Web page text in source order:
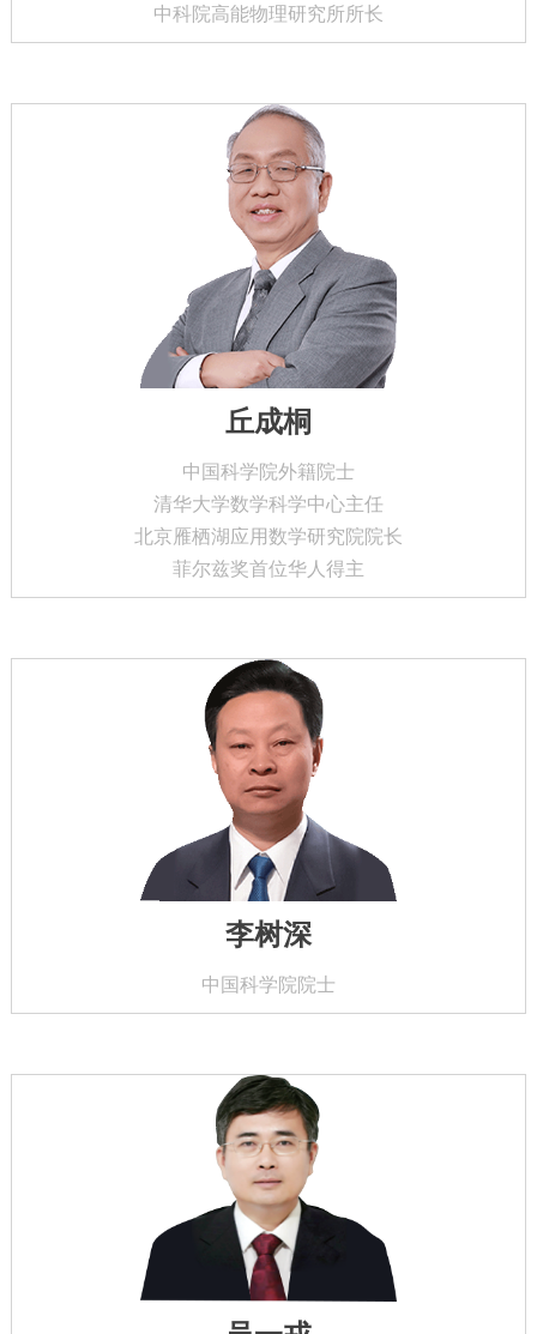
中科院高能物理研究所所长
丘成桐
中国科学院外籍院士
清华大学数学科学中心主任
北京雁栖湖应用数学研究院院长
菲尔兹奖首位华人得主
李树深
中国科学院院士